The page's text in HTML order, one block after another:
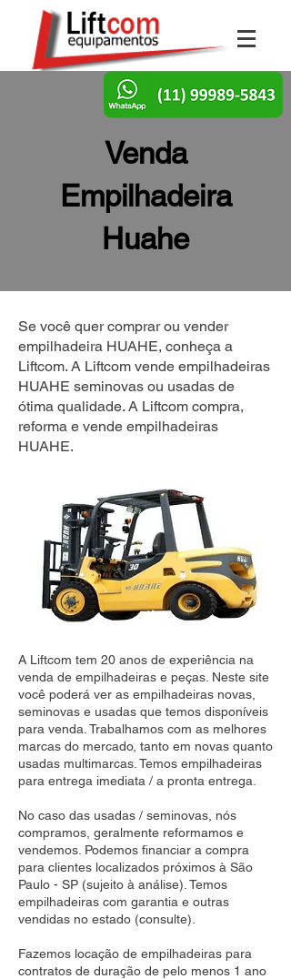
Venda
Empilhadeira
Huahe
Se você quer comprar ou vender
empilhadeira HUAHE, conheça a
Liftcom. A Liftcom vende empilhadeiras
HUAHE seminovas ou usadas de
ótima qualidade. A Liftcom compra,
reforma e vende empilhadeiras
HUAHE.
A Liftcom tem 20 anos de experiência na
venda de empilhadeiras e peças. Neste site
você poderá ver as empilhadeiras novas,
seminovas e usadas que temos disponíveis
para venda. Trabalhamos com as melhores
marcas do mercado, tanto em novas quanto
usadas multimarcas. Temos empilhadeiras
para entrega imediata / a pronta entrega.
No caso das usadas / seminovas, nós
compramos, geralmente reformamos e
vendemos. Podemos financiar a compra
para clientes localizados próximos à São
Paulo - SP (sujeito à análise). Temos
empilhadeiras com garantia e outras
vendidas no estado (consulte).
Fazemos locação de empilhadeiras para
contratos de duração de pelo menos 1 ano